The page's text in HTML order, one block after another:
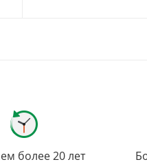
более 20 лет